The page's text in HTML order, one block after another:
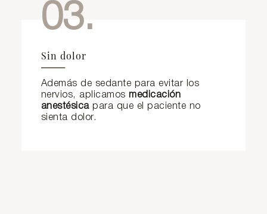
03.
Sin dolor
Además de sedante para evitar los
nervios, aplicamos medicación
anestésicapara que el paciente no
sienta dolor.